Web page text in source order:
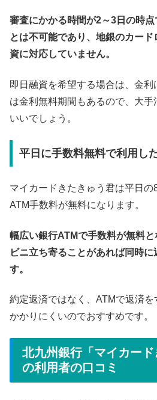
審査にかかる時間が2～3日の時点
とは不可能であり、地銀のカー
資に対応していません。
即日融資を希望する場合は、金
は金利無料期間もあるので、大手
いいでしょう。
平日に手数料無料で利用し
マイカードきたきゅう君は平日
ATM手数料が無料になります。
幅広い銀行ATMで手数料が無料
ビニ立ち寄ることがあれば同時に
す。
約定返済ではなく、ATMで返済
かかりにくいのでおすすめです。
北九州銀行「マイカード
の利用者の口コミ